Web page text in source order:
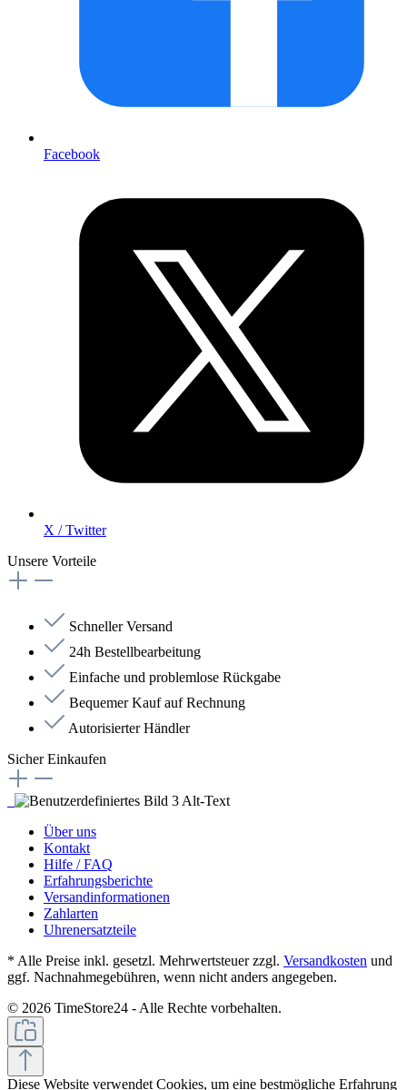
Facebook
X / Twitter
Unsere Vorteile
Schneller Versand
24h Bestellbearbeitung
Einfache und problemlose Rückgabe
Bequemer Kauf auf Rechnung
Autorisierter Händler
Sicher Einkaufen
Über uns
Kontakt
Hilfe / FAQ
Erfahrungsberichte
Versandinformationen
Zahlarten
Uhrenersatzteile
* Alle Preise inkl. gesetzl. Mehrwertsteuer zzgl. Versandkosten und
ggf. Nachnahmegebühren, wenn nicht anders angegeben.
© 2026 TimeStore24 - Alle Rechte vorbehalten.
Diese Website verwendet Cookies, um eine bestmögliche Erfahrung